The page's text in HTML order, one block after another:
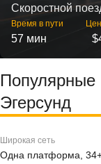
Скоростной
Время в пути
57 мин
Популярные
Эгерсунд
Широкая сеть
Одна платформа,